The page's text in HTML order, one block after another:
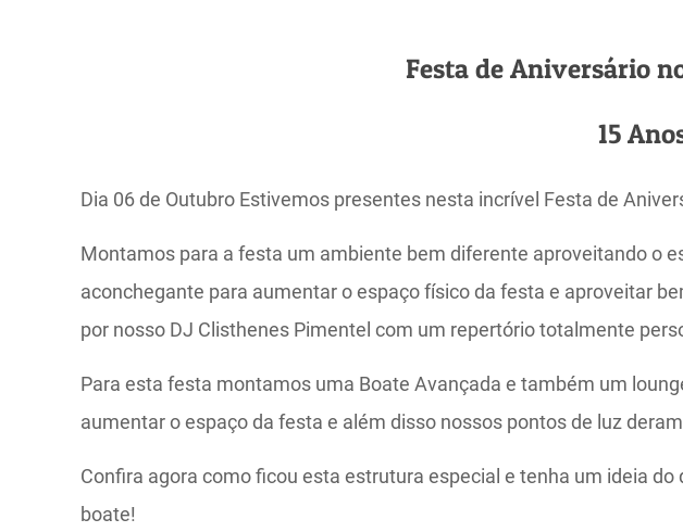
Festa de Aniversário
15
Dia 06 de Outubro Estivemos presentes nesta incrível Festa de
Montamos para a festa um ambiente bem diferente aproveitando o
aconchegante para aumentar o espaço físico da festa e aproveitar
por nosso DJ Clisthenes Pimentel com um repertório totalmente
Para esta festa montamos uma Boate Avançada e também um
aumentar o espaço da festa e além disso nossos pontos de luz
Confira agora como ficou esta estrutura especial e tenha um ideia
boate!